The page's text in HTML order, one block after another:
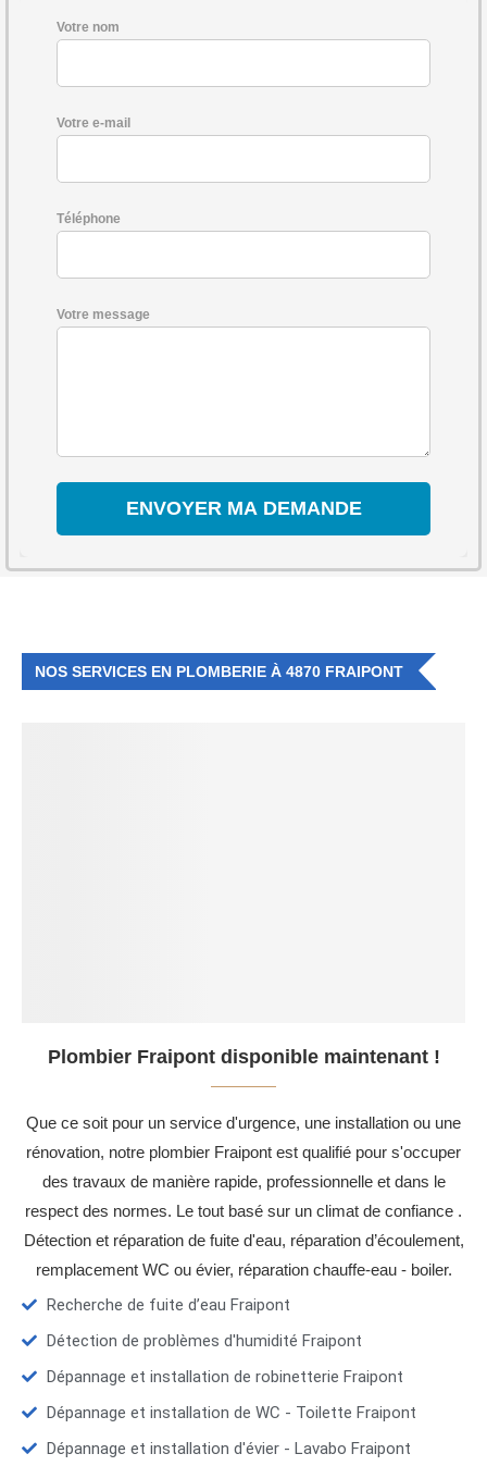
Votre nom
Votre e-mail
Téléphone
Votre message
NOS SERVICES EN PLOMBERIE À 4870 FRAIPONT
Plombier Fraipont disponible maintenant !
Que ce soit pour un service d'urgence, une installation ou une
rénovation, notre plombier Fraipont est qualifié pour s'occuper
des travaux de manière rapide, professionnelle et dans le
respect des normes. Le tout basé sur un climat de confiance .
Détection et réparation de fuite d'eau, réparation d’écoulement,
remplacement WC ou évier, réparation chauffe-eau - boiler.
Recherche de fuite d’eau Fraipont
Détection de problèmes d'humidité Fraipont
Dépannage et installation de robinetterie Fraipont
Dépannage et installation de WC - Toilette Fraipont
Dépannage et installation d'évier - Lavabo Fraipont